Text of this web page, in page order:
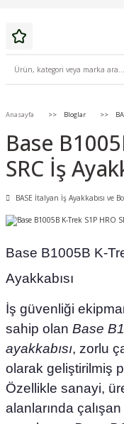
Anasayfa Bloglar
Base
SRC İş
BASE İtalyan İş Ayakkabısı ve
Base B1005B K-
Ayakkabısı
İş güvenliği
sahip olan Base
ayakkabısı, zorlu
olarak geliştirilmiş
Özellikle sanayi,
alanlarında çalışan